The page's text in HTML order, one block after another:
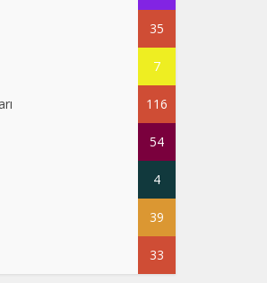
35
7
116
54
4
39
33